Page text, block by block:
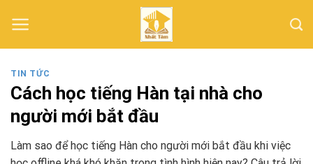
content
TIN TỨC
Cách học tiếng Hàn tại nhà cho
người mới bắt đầu
Làm sao để học tiếng Hàn cho người mới bắt đầu khi việc